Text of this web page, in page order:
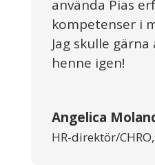
använda Pias
kompetenser i
Jag skulle
henne igen!
Angelica
HR-direktör/CHRO,